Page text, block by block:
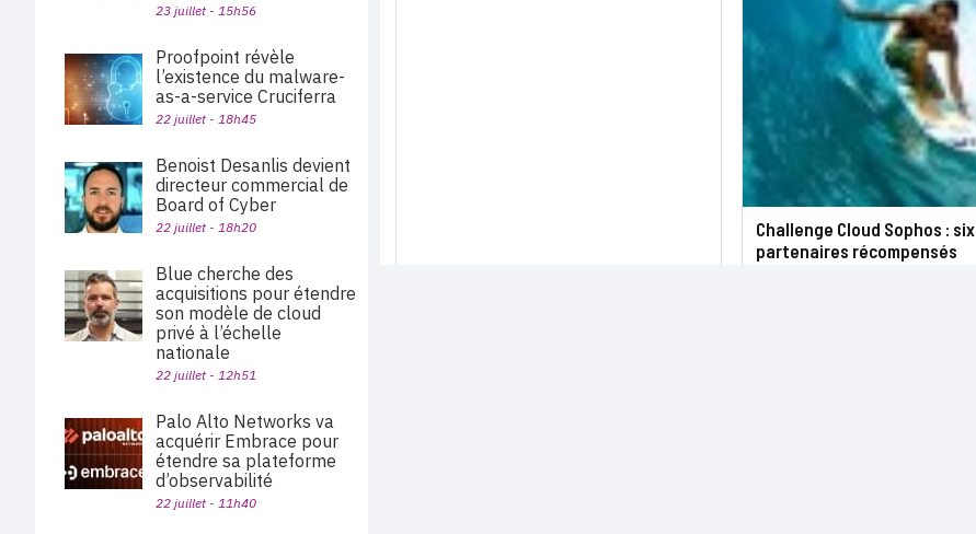
Challenge Cloud Sophos : six
partenaires récompensés
23 juillet - 15h56
Proofpoint révèle
l’existence du malware-
as-a-service Cruciferra
22 juillet - 18h45
Benoist Desanlis devient
directeur commercial de
Board of Cyber
22 juillet - 18h20
Blue cherche des
acquisitions pour étendre
son modèle de cloud
privé à l’échelle
nationale
22 juillet - 12h51
Palo Alto Networks va
acquérir Embrace pour
étendre sa plateforme
d’observabilité
22 juillet - 11h40